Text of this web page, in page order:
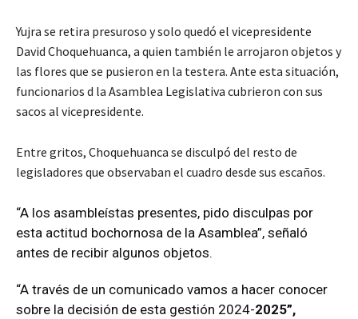
Yujra se retira presuroso y solo quedó el vicepresidente
David Choquehuanca, a quien también le arrojaron objetos y
las flores que se pusieron en la testera. Ante esta situación,
funcionarios d la Asamblea Legislativa cubrieron con sus
sacos al vicepresidente.
Entre gritos, Choquehuanca se disculpó del resto de
legisladores que observaban el cuadro desde sus escaños.
“A los asambleístas presentes, pido disculpas por
esta actitud bochornosa de la Asamblea”, señaló
antes de recibir algunos objetos.
“A través de un comunicado vamos a hacer conocer
sobre la decisión de esta gestión 2024-2025”,